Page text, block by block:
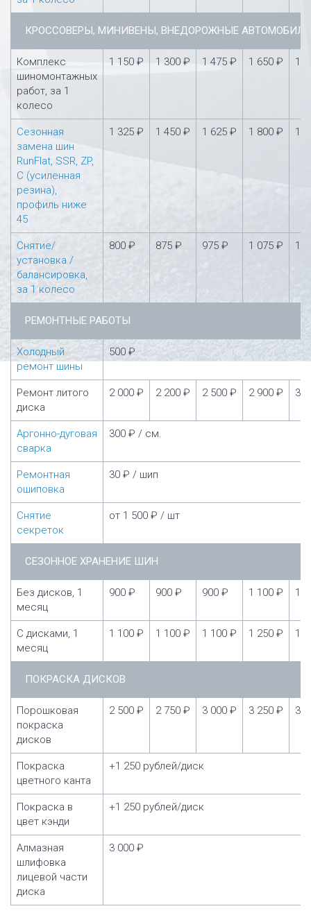
КРОССОВЕРЫ, МИНИВЕНЫ, ВНЕДОРОЖНЫЕ АВТОМОБИЛИ
Комплекс
шиномонтажных
работ, за 1
колесо
1 150 ₽ 1 300 ₽ 1 475 ₽ 1 650 ₽ 1
Сезонная
замена шин
RunFlat, SSR, ZP,
С (усиленная
резина),
профиль ниже
45
1 325 ₽ 1 450 ₽ 1 625 ₽ 1 800 ₽ 1
Снятие/
установка /
балансировка,
за 1 колесо
800 ₽ 875 ₽ 975 ₽ 1 075 ₽ 1
РЕМОНТНЫЕ РАБОТЫ
Холодный
ремонт шины
500 ₽
Ремонт литого
диска
2 000 ₽ 2 200 ₽ 2 500 ₽ 2 900 ₽ 3
Аргонно-дуговая
сварка
300 ₽ / см.
Ремонтная
ошиповка
30 ₽ / шип
Снятие
секреток
от 1 500 ₽ / шт
СЕЗОННОЕ ХРАНЕНИЕ ШИН
Без дисков, 1
месяц
900 ₽ 900 ₽ 900 ₽ 1 100 ₽ 1
С дисками, 1
месяц
1 100 ₽ 1 100 ₽ 1 100 ₽ 1 250 ₽ 1
ПОКРАСКА ДИСКОВ
Порошковая
покраска
дисков
2 500 ₽ 2 750 ₽ 3 000 ₽ 3 250 ₽ 3
Покраска
цветного канта
+1 250 рублей/диск
Покраска в
цвет кэнди
+1 250 рублей/диск
Алмазная
шлифовка
лицевой части
диска
3 000 ₽